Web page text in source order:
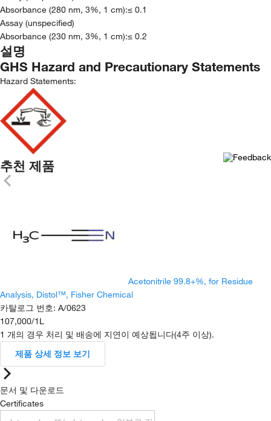
Absorbance (280 nm, 3%, 1 cm):≤ 0.1
Assay (unspecified)
Absorbance (230 nm, 3%, 1 cm):≤ 0.2
설명
GHS Hazard and Precautionary Statements
Hazard Statements:
추천 제품
Acetonitrile 99.8+%, for Residue
Analysis, Distol™, Fisher Chemical
카탈로그 번호: A/0623
107,000/1L
1 개의 경우 처리 및 배송에 지연이 예상됩니다(4주 이상).
제품 상세 정보 보기
문서 및 다운로드
Certificates